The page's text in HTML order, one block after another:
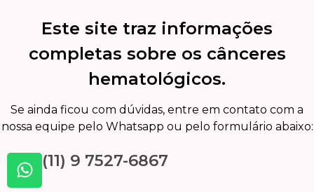
Este site traz informações
completas sobre os cânceres
hematológicos.
Se ainda ficou com dúvidas, entre em contato com a
nossa equipe pelo Whatsapp ou pelo formulário abaixo:
(11) 9 7527-6867